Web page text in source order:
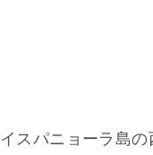
イスパニョーラ島